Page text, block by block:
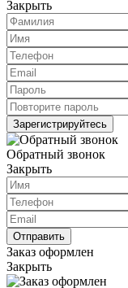
Закрыть
Зарегистрируйтесь
Обратный звонок
Закрыть
Отправить
Заказ оформлен
Закрыть